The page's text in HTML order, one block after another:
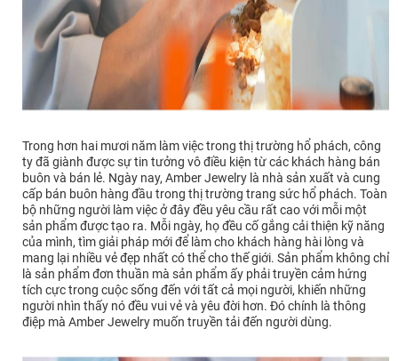
Trong hơn hai mươi năm làm việc trong thị trường hổ phách, công
ty đã giành được sự tin tưởng vô điều kiện từ các khách hàng bán
buôn và bán lẻ. Ngày nay, Amber Jewelry là nhà sản xuất và cung
cấp bán buôn hàng đầu trong thị trường trang sức hổ phách. Toàn
bộ những người làm việc ở đây đều yêu cầu rất cao với mỗi một
sản phẩm được tạo ra. Mỗi ngày, họ đều cố gắng cải thiện kỹ năng
của mình, tìm giải pháp mới để làm cho khách hàng hài lòng và
mang lại nhiều vẻ đẹp nhất có thể cho thế giới. Sản phẩm không chỉ
là sản phẩm đơn thuần mà sản phẩm ấy phải truyền cảm hứng
tích cực trong cuộc sống đến với tất cả mọi người, khiến những
người nhìn thấy nó đều vui vẻ và yêu đời hơn. Đó chính là thông
điệp mà Amber Jewelry muốn truyền tải đến người dùng.